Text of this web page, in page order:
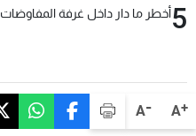
A+
A-
5أخطر ما دار داخل غرفة المفاوضات